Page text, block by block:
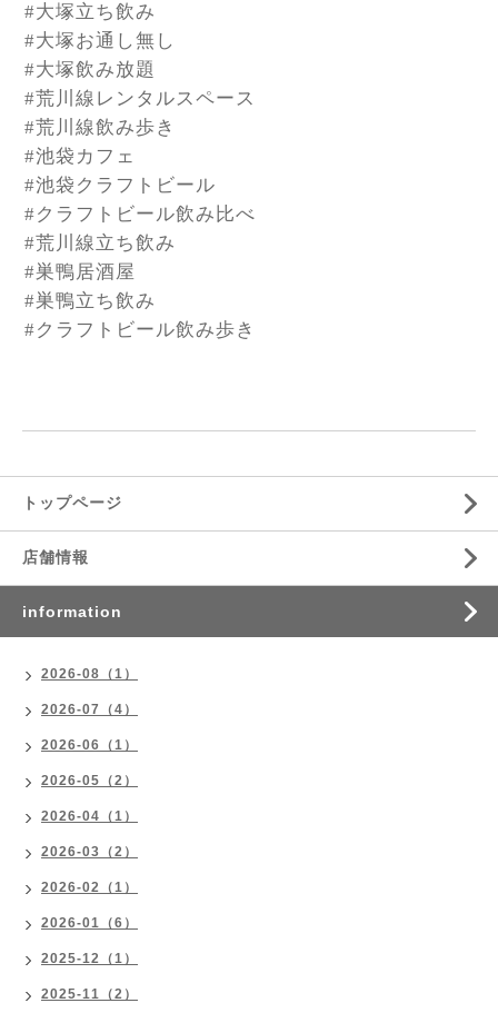
#大塚立ち飲み
#大塚お通し無し
#大塚飲み放題
#荒川線レンタルスペース
#荒川線飲み歩き
#池袋カフェ
#池袋クラフトビール
#クラフトビール飲み比べ
#荒川線立ち飲み
#巣鴨居酒屋
#巣鴨立ち飲み
#クラフトビール飲み歩き
トップページ
店舗情報
information
2026-08（1）
2026-07（4）
2026-06（1）
2026-05（2）
2026-04（1）
2026-03（2）
2026-02（1）
2026-01（6）
2025-12（1）
2025-11（2）